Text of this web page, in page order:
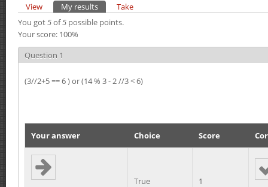
Primary tabs
View My results (active tab)
Take
You got5of5 possible points.
Your score: 100%
Question 1
(3//2+5 == 6 ) or (14 % 3 - 2 //3 < 6)
Your answer Choice Score
True
1